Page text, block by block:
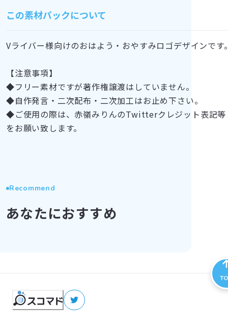
この素材パックについて
Vライバー様向けのおはよう・おやすみロゴデザインです
【注意事項】
◆フリー素材ですが著作権譲渡はしていません。
◆自作発言・二次配布・二次加工はお止め下さい。
◆ご使用の際は、赤嶺みりんのTwitterクレジット表記等
をお願い致します。
Recommend
あなたにおすすめ